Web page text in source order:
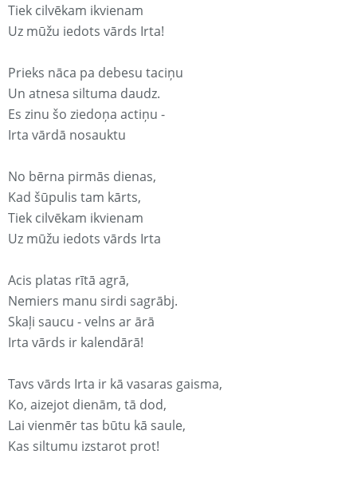
Tiek cilvēkam ikvienam
Uz mūžu iedots vārds Irta!
Prieks nāca pa debesu taciņu
Un atnesa siltuma daudz.
Es zinu šo ziedoņa actiņu -
Irta vārdā nosauktu
No bērna pirmās dienas,
Kad šūpulis tam kārts,
Tiek cilvēkam ikvienam
Uz mūžu iedots vārds Irta
Acis platas rītā agrā,
Nemiers manu sirdi sagrābj.
Skaļi saucu - velns ar ārā
Irta vārds ir kalendārā!
Tavs vārds Irta ir kā vasaras gaisma,
Ko, aizejot dienām, tā dod,
Lai vienmēr tas būtu kā saule,
Kas siltumu izstarot prot!